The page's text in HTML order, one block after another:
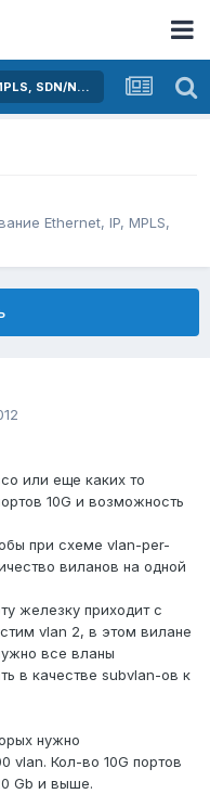
Активное оборудование Ethernet, IP, MPLS, SDN/NFV...
Ethernet, IP, MPLS,
или еще каких то
10G и возможность
при схеме vlan-per-
виланов на одной
железку приходит с
vlan 2, в этом вилане
все вланы
в качестве subvlan-ов к
нужно
vlan. Кол-во 10G портов
Gb и выше.